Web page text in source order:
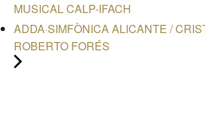
MUSICAL CALP-IFACH
ADDA·SIMFÒNICA ALICANTE /
ROBERTO FORÉS